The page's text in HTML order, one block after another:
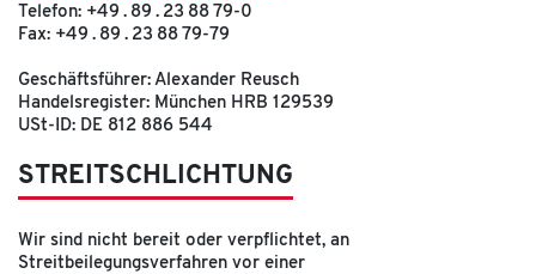
Telefon: +49 . 89 . 23 88 79-0
Fax: +49 . 89 . 23 88 79-79
Geschäftsführer: Alexander Reusch
Handelsregister: München HRB 129539
USt-ID: DE 812 886 544
STREITSCHLICHTUNG
Wir sind nicht bereit oder verpflichtet, an
Streitbeilegungsverfahren vor einer